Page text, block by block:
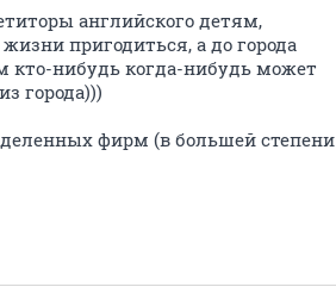
английского детям,
пригодиться, а до города
кто-нибудь когда-нибудь может
города)))
фирм (в большей степени